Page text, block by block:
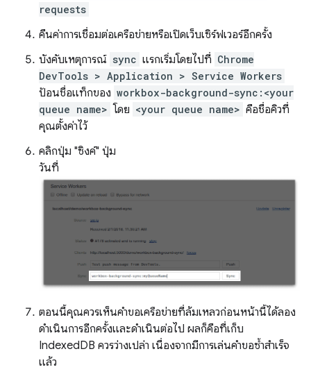
requests
คืนค่าการเชื่อมต่อเครือข่ายหรือเปิดเว็บเซิร์ฟเวอร์อีกครั้ง
บังคับเหตุการณ์ sync แรกเริ่มโดยไปที่ Chrome
DevTools > Application > Service Workers
ป้อนชื่อแท็กของ workbox-background-sync:<your
queue name> โดย <your queue name> คือชื่อคิวที่
คุณตั้งค่าไว้
คลิกปุ่ม "ซิงค์" ปุ่ม
วันที่
ตอนนี้คุณควรเห็นคำขอเครือข่ายที่ล้มเหลวก่อนหน้านี้ได้ลอง
ดำเนินการอีกครั้งและดำเนินต่อไป ผลก็คือที่เก็บ
IndexedDB ควรว่างเปล่า เนื่องจากมีการเล่นคำขอซ้ำสำเร็จ
แล้ว